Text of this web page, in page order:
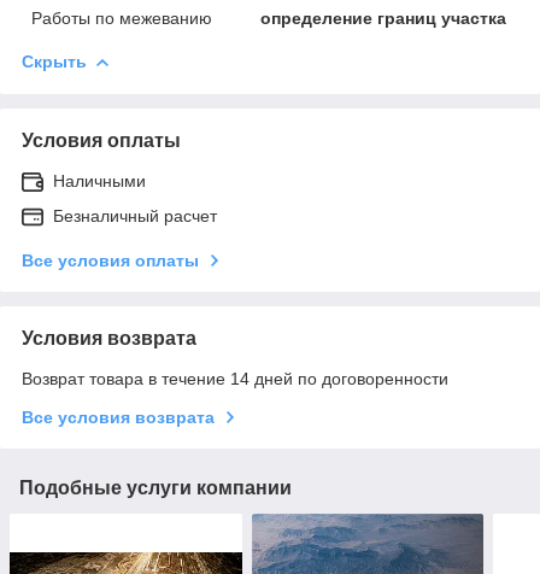
Работы по межеванию
определение границ участка
Скрыть
Условия оплаты
Наличными
Безналичный расчет
Все условия оплаты
Условия возврата
Возврат товара в течение 14 дней по договоренности
Все условия возврата
Подобные услуги компании